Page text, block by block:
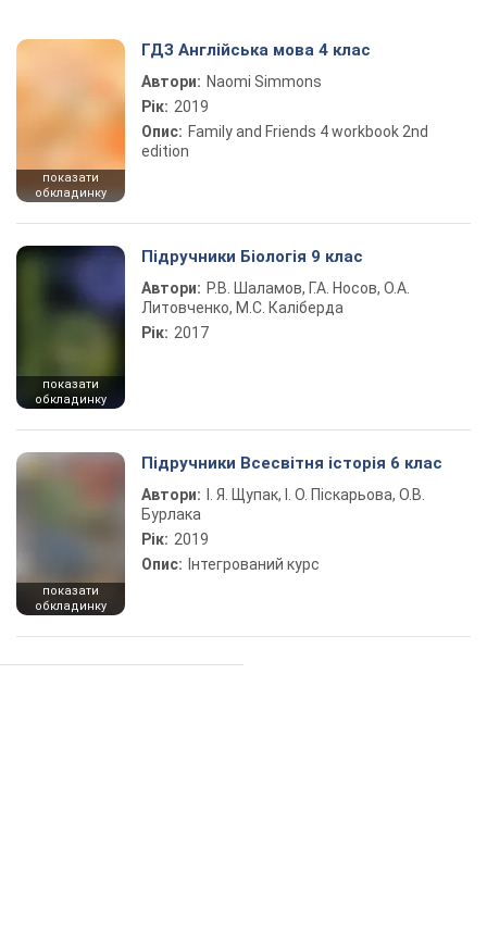
показати
обкладинку
ГДЗ Англійська мова 4 клас
Автори: Naomi Simmons
Рік: 2019
Опис: Family and Friends 4 workbook 2nd
edition
показати
обкладинку
Підручники Біологія 9 клас
Автори: Р.В. Шаламов, Г.А. Носов, О.А.
Литовченко, М.С. Каліберда
Рік: 2017
показати
обкладинку
Підручники Всесвітня історія 6 клас
Автори:
І. Я. Щупак, І. О. Піскарьова, О.В.
Бурлака
Рік: 2019
Опис: Інтегрований курс